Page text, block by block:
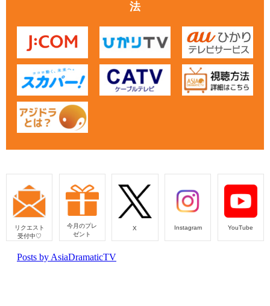
法
リクエスト
受付中♡
今月のプレ
ゼント
X Instagram YouTube